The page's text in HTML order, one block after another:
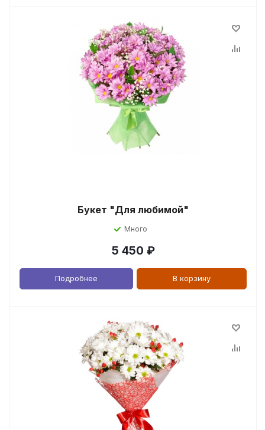
Букет "Для любимой"
Много
5 450 ₽
Подробнее В корзину